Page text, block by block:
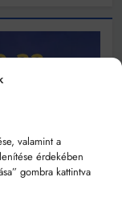
valamint a
érdekében
gombra kattintva